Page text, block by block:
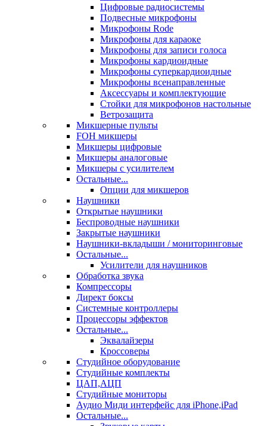
Цифровые радиосистемы
Подвесные микрофоны
Микрофоны Rode
Микрофоны для караоке
Микрофоны для записи голоса
Микрофоны кардиоидные
Микрофоны суперкардиоидные
Микрофоны всенаправленные
Аксессуары и комплектующие
Стойки для микрофонов настольные
Ветрозащита
Микшерные пульты
FOH микшеры
Микшеры цифровые
Микшеры аналоговые
Микшеры с усилителем
Остальные...
Опции для микшеров
Наушники
Открытые наушники
Беспроводные наушники
Закрытые наушники
Наушники-вкладыши / мониторинговые
Остальные...
Усилители для наушников
Обработка звука
Компрессоры
Директ боксы
Системные контроллеры
Процессоры эффектов
Остальные...
Эквалайзеры
Кроссоверы
Студийное оборудование
Студийные комплекты
ЦАП,АЦП
Студийные мониторы
Аудио Миди интерфейс для iPhone,iPad
Остальные...